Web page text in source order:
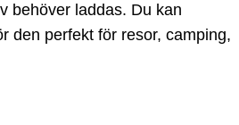
behöver laddas. Du kan
den perfekt för resor, camping,